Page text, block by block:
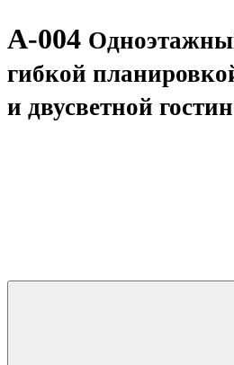
A-004
гибкой
и двусветной